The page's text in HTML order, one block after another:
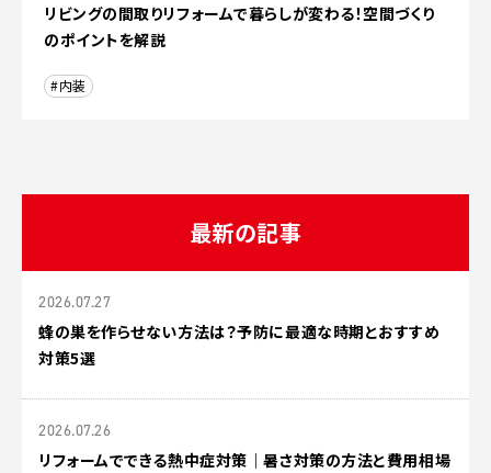
リビングの間取りリフォームで暮らしが変わる！空間づくり
のポイントを解説
#内装
最新の記事
2026.07.27
蜂の巣を作らせない方法は？予防に最適な時期とおすすめ
対策5選
2026.07.26
リフォームでできる熱中症対策｜暑さ対策の方法と費用相場